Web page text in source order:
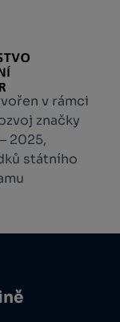
v rámci
značky
2025,
státního